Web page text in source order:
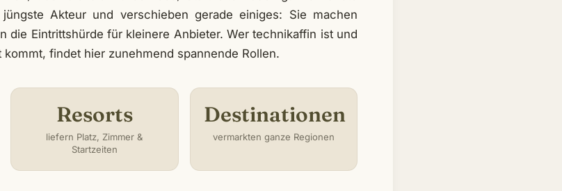
Akteur und verschieben gerade einiges: Sie machen
die Eintrittshürde für kleinere Anbieter. Wer technikaffin ist und
findet hier zunehmend spannende Rollen.
Resorts
liefern Platz, Zimmer &
Startzeiten
Destinationen
vermarkten ganze Regionen